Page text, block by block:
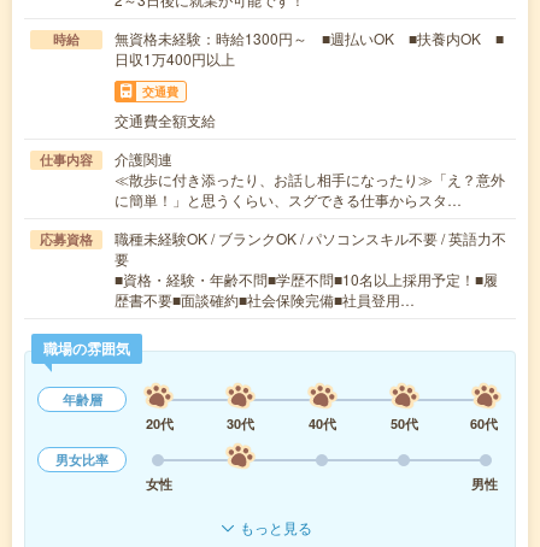
時給
無資格未経験：時給1300円～ ■週払いOK ■扶養内OK ■
日収1万400円以上
交通費
交通費全額支給
仕事内容
介護関連
≪散歩に付き添ったり、お話し相手になったり≫「え？意外
に簡単！」と思うくらい、スグできる仕事からスタ…
応募資格
職種未経験OK / ブランクOK / パソコンスキル不要 / 英語力不
要
■資格・経験・年齢不問■学歴不問■10名以上採用予定！■履
歴書不要■面談確約■社会保険完備■社員登用…
職場の雰囲気
年齢層
20代
30代 40代 50代
60代
男女比率
女性
男性
もっと見る